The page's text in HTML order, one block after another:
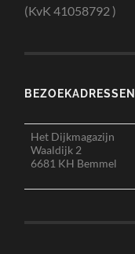
(KvK 41058792 )
BEZOEKADRESSEN
Het Dijkmagazijn
Waaldijk 2
6681 KH Bemmel